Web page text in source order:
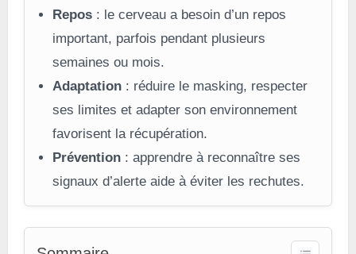
Repos: le cerveau a besoin d’un repos
important, parfois pendant plusieurs
semaines ou mois.
Adaptation: réduire le masking, respecter
ses limites et adapter son environnement
favorisent la récupération.
Prévention: apprendre à reconnaître ses
signaux d’alerte aide à éviter les rechutes.